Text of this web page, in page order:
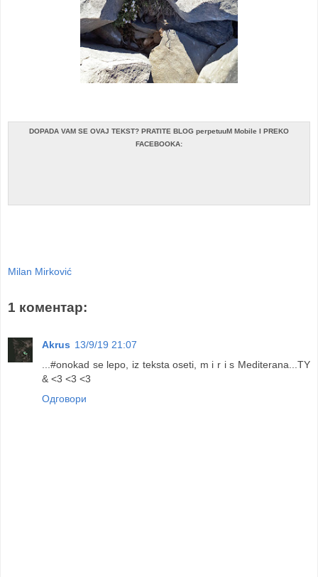
DOPADA VAM SE OVAJ TEKST? PRATITE BLOG perpetuuM Mobile I PREKO
FACEBOOKA:
Milan Mirković
1 коментар:
Akrus 13/9/19 21:07
...#onokad se lepo, iz teksta oseti, m i r i s Mediterana...TY
& <3 <3 <3
Одговори